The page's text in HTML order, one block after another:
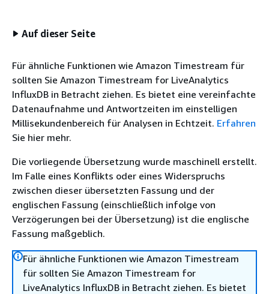
Auf dieser Seite
Für ähnliche Funktionen wie Amazon Timestream für
sollten Sie Amazon Timestream for LiveAnalytics
InfluxDB in Betracht ziehen. Es bietet eine vereinfachte
Datenaufnahme und Antwortzeiten im einstelligen
Millisekundenbereich für Analysen in Echtzeit. Erfahren
Sie hier mehr.
Die vorliegende Übersetzung wurde maschinell erstellt.
Im Falle eines Konflikts oder eines Widerspruchs
zwischen dieser übersetzten Fassung und der
englischen Fassung (einschließlich infolge von
Verzögerungen bei der Übersetzung) ist die englische
Fassung maßgeblich.
Für ähnliche Funktionen wie Amazon Timestream
für sollten Sie Amazon Timestream for
LiveAnalytics InfluxDB in Betracht ziehen. Es bietet